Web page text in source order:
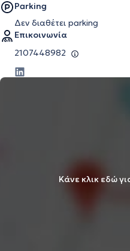
Parking
Δεν διαθέτει parking
Επικοινωνία
2107448982
Κάνε κλικ εδώ